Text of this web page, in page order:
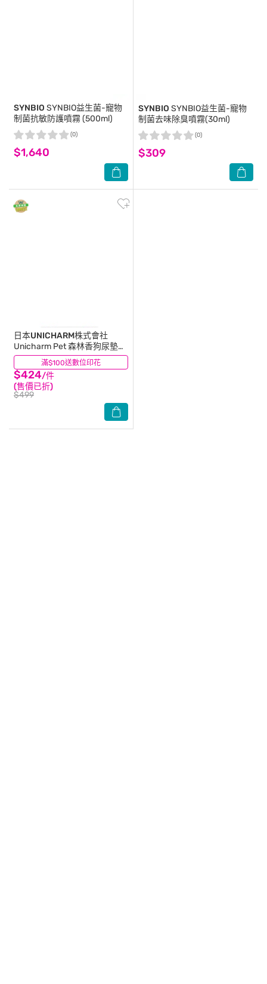
SYNBIO SYNBIO益生菌-寵物
制菌抗敏防護噴霧 (500ml)
$1,640
(0)
SYNBIO SYNBIO益生菌-寵物
制菌去味除臭噴霧(30ml)
$309
(0)
滿$100送數位印花
日本UNICHARM株式會社
Unicharm Pet 森林香狗尿墊
LL尺寸 42片裝
$424/件
(售價已折)
$499
(0)